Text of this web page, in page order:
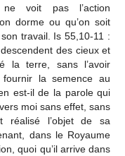
ne voit pas l’action
dorme ou qu’on soit
travail. Is 55,10-11 :
des cieux et
la terre, sans l’avoir
la semence au
est-il de la parole qui
moi sans effet, sans
réalisé l’objet de sa
dans le Royaume
quoi qu’il arrive dans